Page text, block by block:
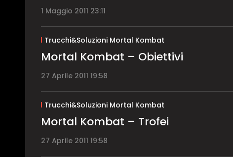
1 Maggio 2011 23:11
Trucchi&Soluzioni Mortal Kombat
Mortal Kombat – Obiettivi
27 Aprile 2011 19:58
Trucchi&Soluzioni Mortal Kombat
Mortal Kombat – Trofei
27 Aprile 2011 19:58